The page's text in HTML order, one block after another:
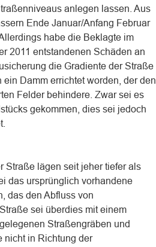
anlegen lassen. Aus
Ende Januar/Anfang Februar
habe die Beklagte im
2011 entstandenen Schäden an
die Gradiente der Straße
Damm errichtet worden, der den
Felder behindere. Zwar sei es
gekommen, dies sei jedoch
Straße lägen seit jeher tiefer als
das ursprünglich vorhandene
das den Abfluss von
sei überdies mit einem
Straßengräben und
nicht in Richtung der